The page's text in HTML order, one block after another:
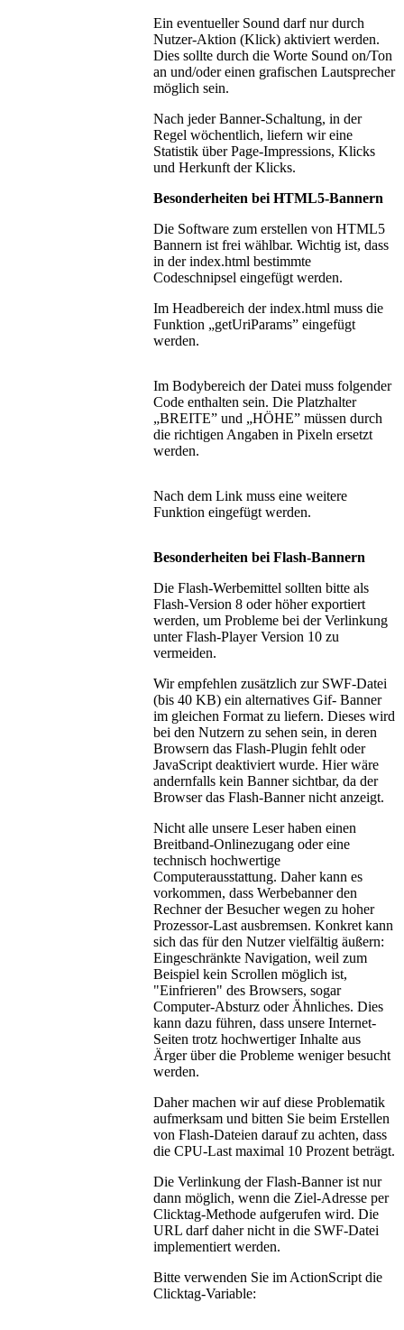
Ein eventueller Sound darf nur durch
Nutzer-Aktion (Klick) aktiviert werden.
Dies sollte durch die Worte Sound on/Ton
an und/oder einen grafischen Lautsprecher
möglich sein.
Nach jeder Banner-Schaltung, in der
Regel wöchentlich, liefern wir eine
Statistik über Page-Impressions, Klicks
und Herkunft der Klicks.
Besonderheiten bei HTML5-Bannern
Die Software zum erstellen von HTML5
Bannern ist frei wählbar. Wichtig ist, dass
in der index.html bestimmte
Codeschnipsel eingefügt werden.
Im Headbereich der index.html muss die
Funktion „getUriParams” eingefügt
werden.
Im Bodybereich der Datei muss folgender
Code enthalten sein. Die Platzhalter
„BREITE” und „HÖHE” müssen durch
die richtigen Angaben in Pixeln ersetzt
werden.
Nach dem Link muss eine weitere
Funktion eingefügt werden.
Besonderheiten bei Flash-Bannern
Die Flash-Werbemittel sollten bitte als
Flash-Version 8 oder höher exportiert
werden, um Probleme bei der Verlinkung
unter Flash-Player Version 10 zu
vermeiden.
Wir empfehlen zusätzlich zur SWF-Datei
(bis 40 KB) ein alternatives Gif- Banner
im gleichen Format zu liefern. Dieses wird
bei den Nutzern zu sehen sein, in deren
Browsern das Flash-Plugin fehlt oder
JavaScript deaktiviert wurde. Hier wäre
andernfalls kein Banner sichtbar, da der
Browser das Flash-Banner nicht anzeigt.
Nicht alle unsere Leser haben einen
Breitband-Onlinezugang oder eine
technisch hochwertige
Computerausstattung. Daher kann es
vorkommen, dass Werbebanner den
Rechner der Besucher wegen zu hoher
Prozessor-Last ausbremsen. Konkret kann
sich das für den Nutzer vielfältig äußern:
Eingeschränkte Navigation, weil zum
Beispiel kein Scrollen möglich ist,
"Einfrieren" des Browsers, sogar
Computer-Absturz oder Ähnliches. Dies
kann dazu führen, dass unsere Internet-
Seiten trotz hochwertiger Inhalte aus
Ärger über die Probleme weniger besucht
werden.
Daher machen wir auf diese Problematik
aufmerksam und bitten Sie beim Erstellen
von Flash-Dateien darauf zu achten, dass
die CPU-Last maximal 10 Prozent beträgt.
Die Verlinkung der Flash-Banner ist nur
dann möglich, wenn die Ziel-Adresse per
Clicktag-Methode aufgerufen wird. Die
URL darf daher nicht in die SWF-Datei
implementiert werden.
Bitte verwenden Sie im ActionScript die
Clicktag-Variable: